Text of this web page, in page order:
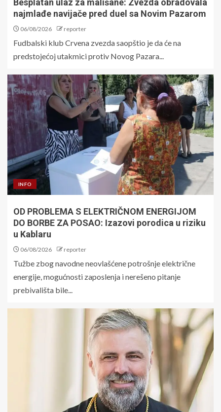
Besplatan ulaz za mališane: Zvezda obradovala
najmlađe navijače pred duel sa Novim Pazarom
06/08/2026 reporter
Fudbalski klub Crvena zvezda saopštio je da će na
predstojećoj utakmici protiv Novog Pazara...
INFO
OD PROBLEMA S ELEKTRIČNOM ENERGIJOM
DO BORBE ZA POSAO: Izazovi porodica u riziku
u Kablaru
06/08/2026 reporter
Tužbe zbog navodne neovlašćene potrošnje električne
energije, mogućnosti zaposlenja i nerešeno pitanje
prebivališta bile...